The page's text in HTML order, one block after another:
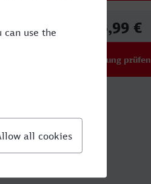
23,99 €
Verbindung prüfen